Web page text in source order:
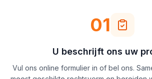
01
U beschrijft ons uw
Vul ons online formulier in of bel ons.